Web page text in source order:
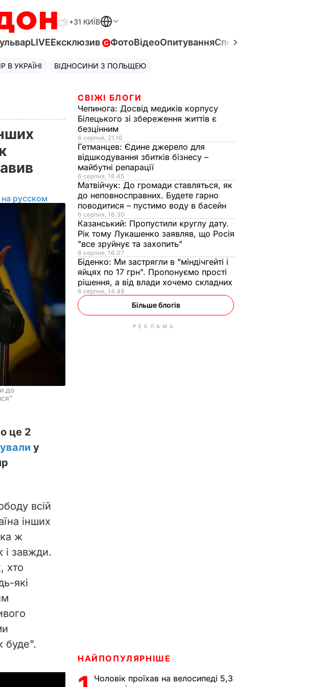
+31 КИЇВ
LIVEЕксклюзив ФотоВідеоОпитуванняСпецпроєкти
В УКРАЇНІ ВІДНОСИНИ З ПОЛЬЩЕЮ
русском
до
це 2
у
всій
інших
ж
і завжди.
хто
які
буде".
СВІЖІ БЛОГИ
Чепинога: Досвід медиків корпусу
Білецького зі збереження життів є
безцінним
6 серпня, 21.16
Гетманцев: Єдине джерело для
відшкодування збитків бізнесу –
майбутні репарації
6 серпня, 18.45
Матвійчук: До громади ставляться, як
до неповносправних. Будете гарно
поводитися – пустимо воду в басейн
6 серпня, 16.30
Казанський: Пропустили круглу дату.
Рік тому Лукашенко заявляв, що Росія
"все зруйнує та захопить"
6 серпня, 16.07
Біденко: Ми застрягли в "міндічгейті і
яйцях по 17 грн". Пропонуємо прості
рішення, а від влади хочемо складних
6 серпня, 14.48
Більше блогів
РЕКЛАМА
НАЙПОПУЛЯРНІШЕ
Чоловік проїхав на велосипеді 5,3